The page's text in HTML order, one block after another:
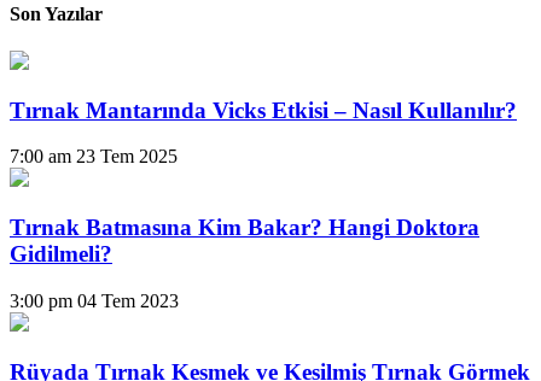
Son Yazılar
Tırnak Mantarında Vicks Etkisi – Nasıl Kullanılır?
7:00 am 23 Tem 2025
Tırnak Batmasına Kim Bakar? Hangi Doktora
Gidilmeli?
3:00 pm 04 Tem 2023
Rüyada Tırnak Kesmek ve Kesilmiş Tırnak Görmek